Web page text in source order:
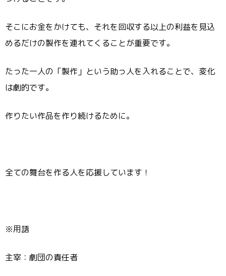
そこにお金をかけても、それを回収する以上の利益を見込
めるだけの製作を連れてくることが重要です。
たった一人の「製作」という助っ人を入れることで、変化
は劇的です。
作りたい作品を作り続けるために。
全ての舞台を作る人を応援しています！
※用語
主宰：劇団の責任者